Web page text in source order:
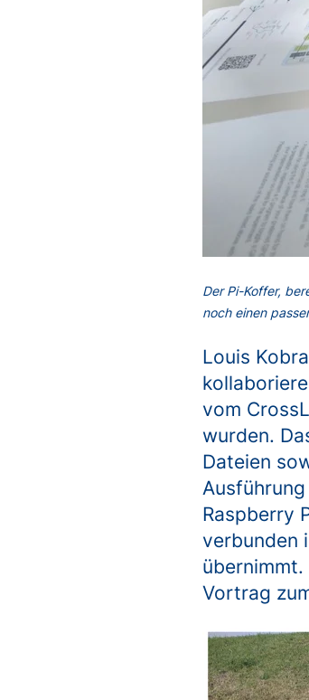
Der Pi-Koffer,
noch einen
Louis
vom
wurden.
Dateien
Raspberry
verbunden
Vortrag